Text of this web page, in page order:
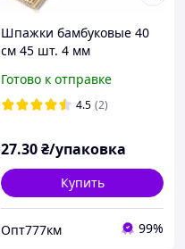
Шпажки бамбуковые 40
см 45 шт. 4 мм
Готово к отправке
4.5 (2)
27.30₴/упаковка
Купить
Опт777км 99%